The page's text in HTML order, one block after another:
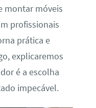
montar móveis
profissionais
prática e
explicaremos
é a escolha
impecável.